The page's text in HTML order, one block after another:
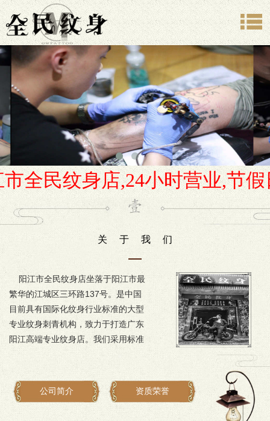
全民纹身店,24小时营业,节假
关于我们
阳江市全民纹身店坐落于阳江市最
繁华的江城区三环路137号。是中国
目前具有国际化纹身行业标准的大型
专业纹身刺青机构，致力于打造广东
阳江高端专业纹身店。我们采用标准
碑，为喜爱纹身的朋友们提供高端设
计和精品...
公司简介 资质荣誉